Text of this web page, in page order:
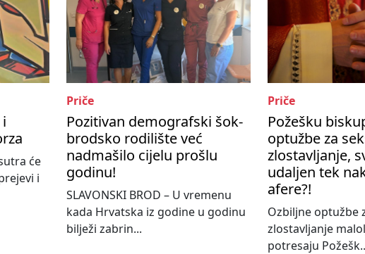
i
će
i
Priče
Pozitivan demografski šok-
brodsko rodilište već
nadmašilo cijelu prošlu
godinu!
SLAVONSKI BROD – U vremenu
kada Hrvatska iz godine u godinu
bilježi zabrin...
Priče
Požešku
optužbe za
zlostavljanje,
udaljen tek
afere?!
Ozbiljne optužbe
zlostavljanje
potresaju